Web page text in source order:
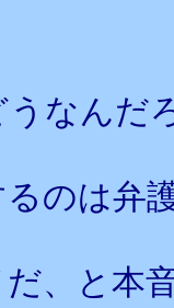
なんだ
のは弁
、と本